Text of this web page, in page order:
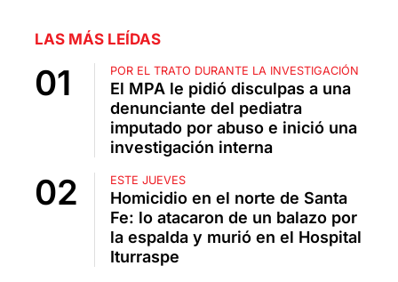
LAS MÁS LEÍDAS
POR EL TRATO DURANTE LA INVESTIGACIÓN
El MPA le pidió disculpas a una
denunciante del pediatra
imputado por abuso e inició una
investigación interna
ESTE JUEVES
Homicidio en el norte de Santa
Fe: lo atacaron de un balazo por
la espalda y murió en el Hospital
Iturraspe